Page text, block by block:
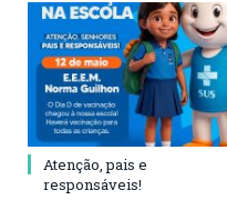
Atenção, pais e
responsáveis!